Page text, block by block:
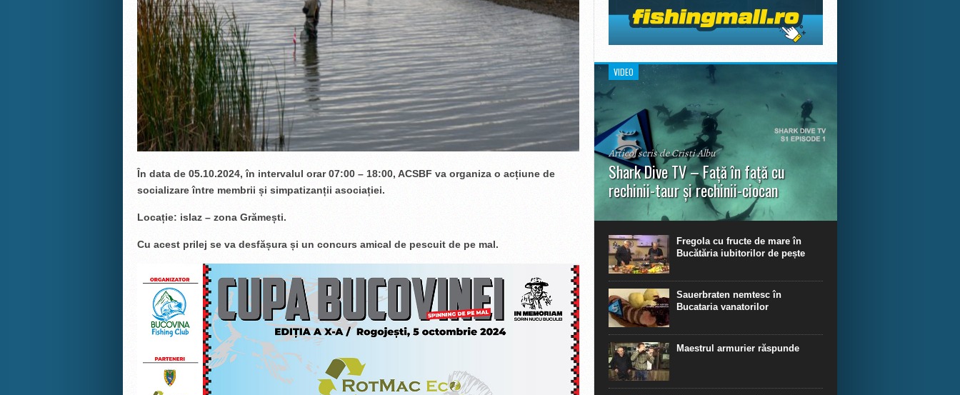
În data de 05.10.2024, în intervalul orar 07:00 – 18:00, ACSBF va organiza o acțiune de
socializare între membrii și simpatizanții asociației.
Locație: islaz – zona Grămești.
Cu acest prilej se va desfășura și un concurs amical de pescuit de pe mal.
VIDEO
Articol scris de Cristi Albu
Shark Dive TV – Față în față cu
rechinii-taur și rechinii-ciocan
În primul episod din Shark Dive TV, telespectatorii
extraordinare de scufundare cu rechini.
Fregola cu fructe de mare în
Bucătăria iubitorilor de pește
Sauerbraten nemtesc în
Bucataria vanatorilor
Maestrul armurier răspunde